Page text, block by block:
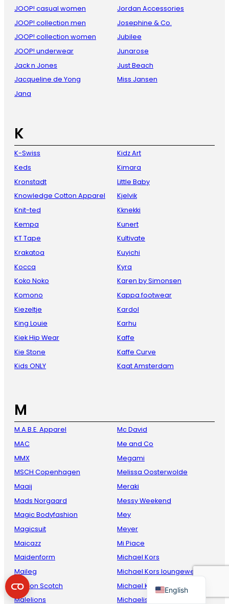
JOOP! casual women
JOOP! collection men
JOOP! collection women
JOOP! underwear
Jack n Jones
Jacqueline de Yong
Jana
Jordan Accessories
Josephine & Co.
Jubilee
Junarose
Just Beach
Miss Jansen
K
K-Swiss
Keds
Kronstadt
Knowledge Cotton Apparel
Knit-ted
Kempa
KT Tape
Krakatoa
Kocca
Koko Noko
Komono
Kiezeltje
King Louie
Kiek Hip Wear
Kie Stone
Kids ONLY
Kidz Art
Kimara
Little Baby
Kjelvik
Kknekki
Kunert
Kultivate
Kuyichi
Kyra
Karen by Simonsen
Kappa footwear
Kardol
Karhu
Kaffe
Kaffe Curve
Kaat Amsterdam
M
M.A.B.E. Apparel
MAC
MMX
MSCH Copenhagen
Maaij
Mads Norgaard
Magic Bodyfashion
Magicsuit
Maicazz
Maidenform
Maileg
Maison Scotch
Malelions
Mc David
Me and Co
Megami
Melissa Oosterwolde
Meraki
Messy Weekend
Mey
Meyer
Mi Piace
Michael Kors
Michael Kors loungewear
Michael Kors underwear
Michaelis
English
Dutch
Danish